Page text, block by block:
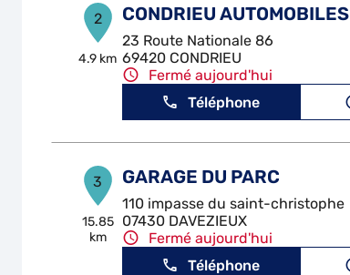
2
4.9 km
CONDRIEU AUTOMOBILES
23 Route Nationale 86
69420 CONDRIEU
Fermé aujourd'hui
Téléphone
3
15.85
km
GARAGE DU PARC
110 impasse du saint-christophe
07430 DAVEZIEUX
Fermé aujourd'hui
Téléphone